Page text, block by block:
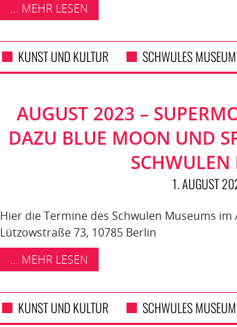
... MEHR LESEN
KUNST UND KULTUR SCHWULES
AUGUST 2023 –
DAZU BLUE MOON UND
1. AUGUST
Hier die Termine des Schwulen Museums im
Lützowstraße 73, 10785 Berlin
... MEHR LESEN
KUNST UND KULTUR SCHWULES